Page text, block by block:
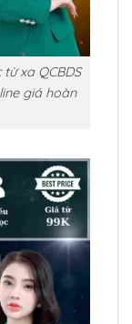
xa QCBDS
giá hoàn